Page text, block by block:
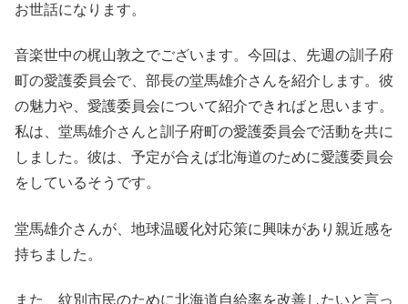
お世話になります。
音楽世中の梶山敦之でございます。今回は、先週の訓子府
町の愛護委員会で、部長の堂馬雄介さんを紹介します。彼
の魅力や、愛護委員会について紹介できればと思います。
私は、堂馬雄介さんと訓子府町の愛護委員会で活動を共に
しました。彼は、予定が合えば北海道のために愛護委員会
をしているそうです。
堂馬雄介さんが、地球温暖化対応策に興味があり親近感を
持ちました。
また、紋別市民のために北海道自給率を改善したいと言っ